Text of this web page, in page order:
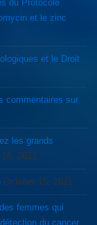
du Protocole
et le zinc
et le Droit
commentaires sur
2021
October 15, 2021
femmes qui
du cancer